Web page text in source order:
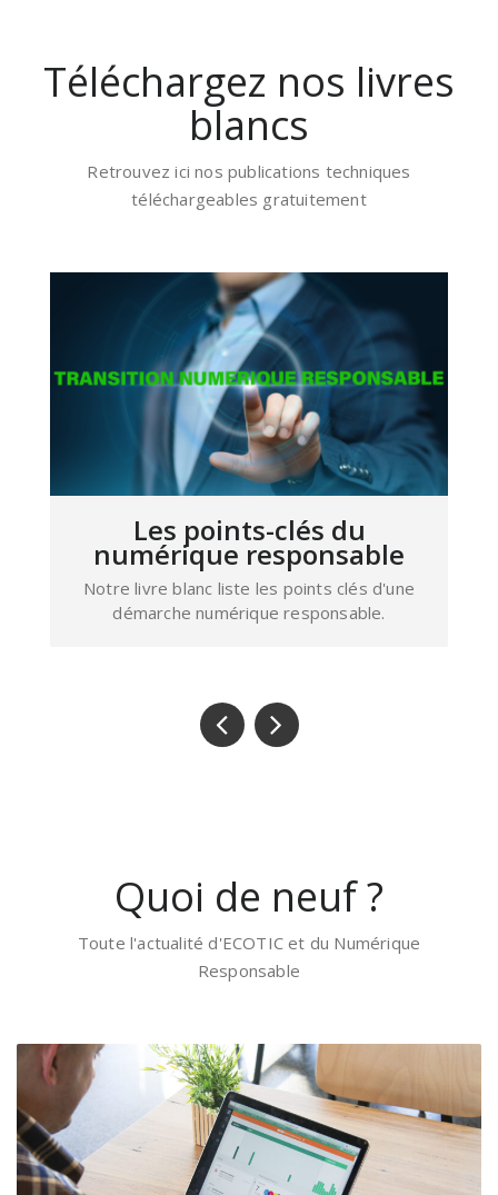
Téléchargez nos livres
blancs
Retrouvez ici nos publications techniques
téléchargeables gratuitement
Comment rédiger votre
charte informatique
Ce livre blanc vous donne les clés pour
rédiger votre charte informatique à usage
Quoi de neuf ?
Toute l'actualité d'ECOTIC et du Numérique